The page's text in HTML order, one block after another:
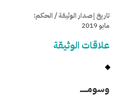
تاريخ إصدار الوثيقة / الحكم:
مايو 2019
علاقات الوثيقة
وسومـــــ